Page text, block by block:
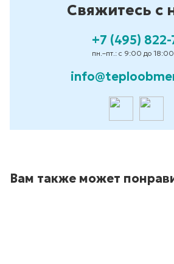
Свяжитесь с
+7 (495)
пн.–пт.: с 9:00 до 18:00
Вам также может